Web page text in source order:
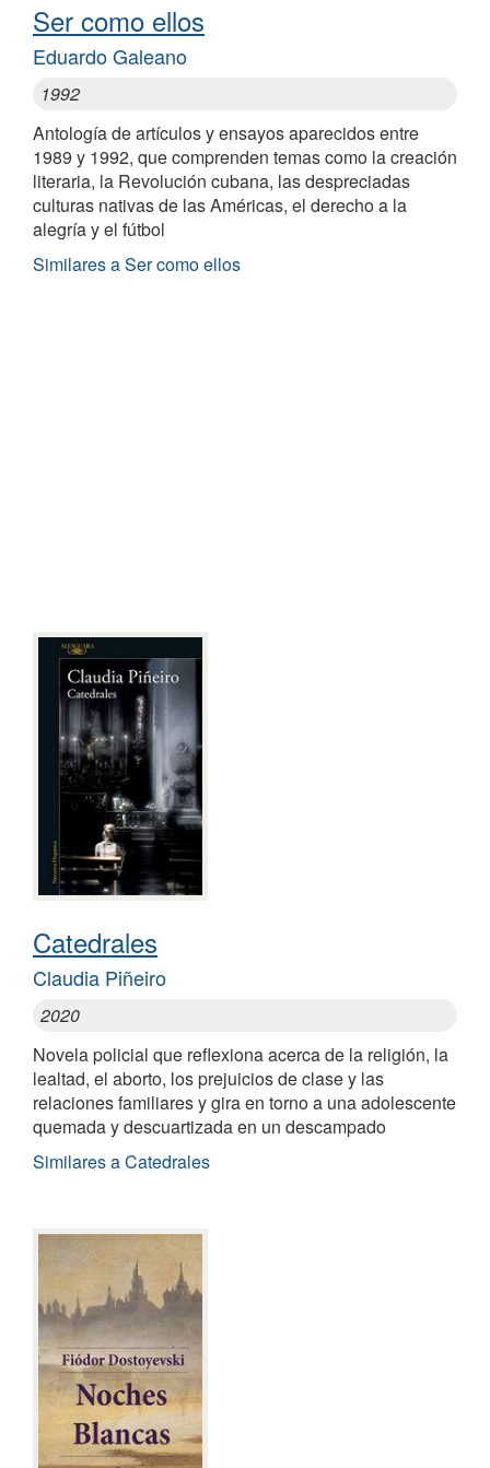
Ser como ellos
Eduardo Galeano
1992
Antología de artículos y ensayos aparecidos entre
1989 y 1992, que comprenden temas como la creación
literaria, la Revolución cubana, las despreciadas
culturas nativas de las Américas, el derecho a la
alegría y el fútbol
Similares a Ser como ellos
Catedrales
Claudia Piñeiro
2020
Novela policial que reflexiona acerca de la religión, la
lealtad, el aborto, los prejuicios de clase y las
relaciones familiares y gira en torno a una adolescente
quemada y descuartizada en un descampado
Similares a Catedrales